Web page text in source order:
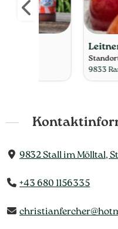
Leitners Bioei
9833
9832 Stall im Mölltal,
+43 680 1156335